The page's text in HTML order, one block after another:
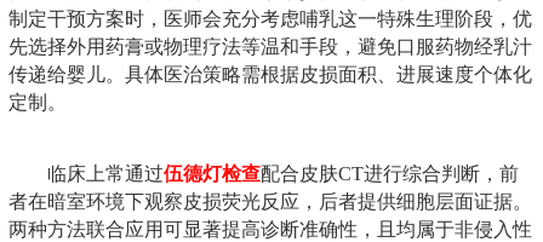
制定干预方案时，医师会充分考虑哺乳这一特殊生理阶段，优
先选择外用药膏或物理疗法等温和手段，避免口服药物经乳汁
传递给婴儿。具体医治策略需根据皮损面积、进展速度个体化
定制。
临床上常通过伍德灯检查配合皮肤CT进行综合判断，前
者在暗室环境下观察皮损荧光反应，后者提供细胞层面证据。
两种方法联合应用可显著提高诊断准确性，且均属于非侵入性